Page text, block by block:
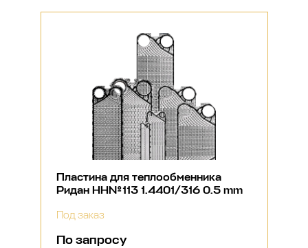
Пластина для теплообменника
Ридан НН№113 1.4401/316 0.5 mm
Под заказ
По запросу